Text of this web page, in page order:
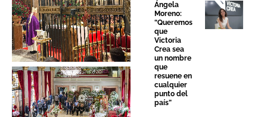
Sin leyenda
Sin leyenda
Ángela
Moreno:
“Queremos
que
Victoria
Crea sea
un nombre
que
resuene en
cualquier
punto del
país”